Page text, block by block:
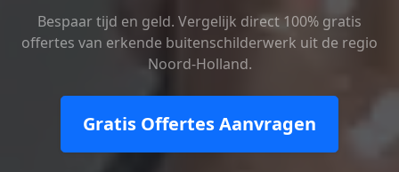
Bespaar tijd en geld. Vergelijk direct 100% gratis
offertes van erkende buitenschilderwerk uit de regio
Noord-Holland.
Gratis Offertes Aanvragen